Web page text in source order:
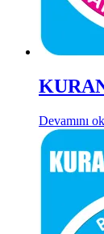
Devamını